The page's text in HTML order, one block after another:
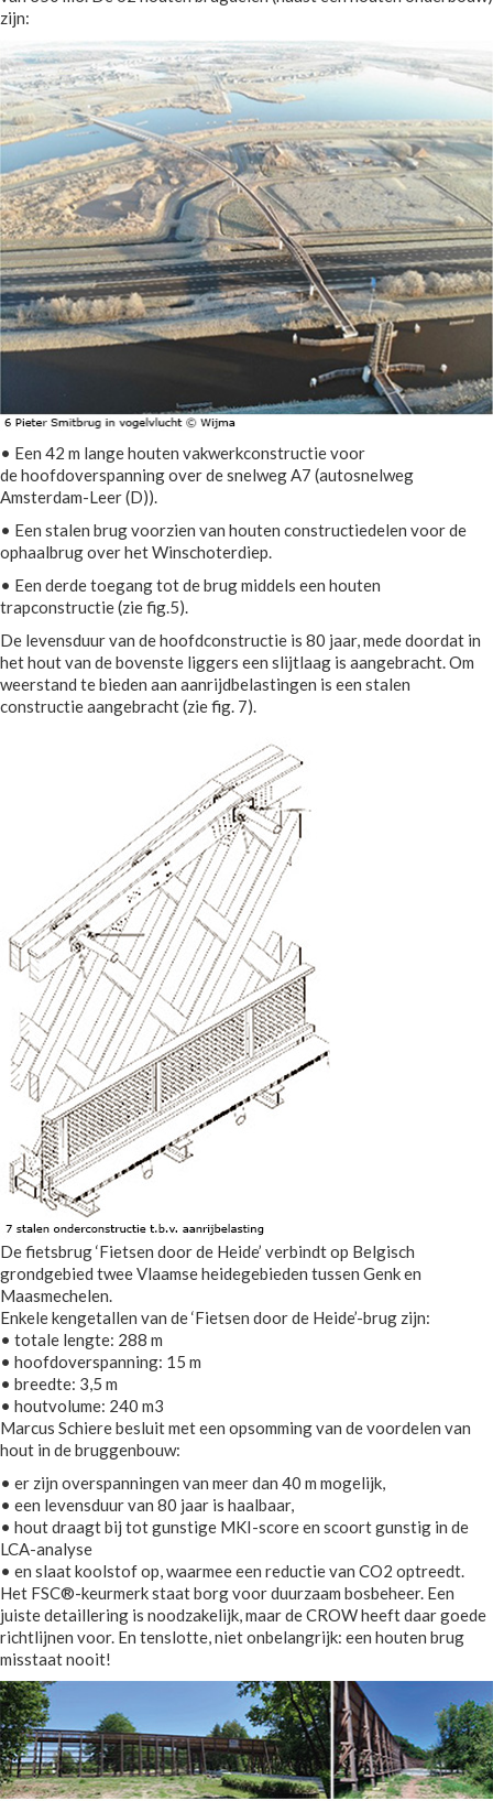
zijn:
• Een 42 m lange houten vakwerkconstructie voor
de hoofdoverspanning over de snelweg A7 (autosnelweg
Amsterdam-Leer (D)).
• Een stalen brug voorzien van houten constructiedelen voor de
ophaalbrug over het Winschoterdiep.
• Een derde toegang tot de brug middels een houten
trapconstructie (zie fig.5).
De levensduur van de hoofdconstructie is 80 jaar, mede doordat in
het hout van de bovenste liggers een slijtlaag is aangebracht. Om
weerstand te bieden aan aanrijdbelastingen is een stalen
constructie aangebracht (zie fig. 7).
De fietsbrug ‘Fietsen door de Heide’ verbindt op Belgisch
grondgebied twee Vlaamse heidegebieden tussen Genk en
Maasmechelen.
Enkele kengetallen van de ‘Fietsen door de Heide’-brug zijn:
• totale lengte: 288 m
• hoofdoverspanning: 15 m
• breedte: 3,5 m
• houtvolume: 240 m3
Marcus Schiere besluit met een opsomming van de voordelen van
hout in de bruggenbouw:
• er zijn overspanningen van meer dan 40 m mogelijk,
• een levensduur van 80 jaar is haalbaar,
• hout draagt bij tot gunstige MKI-score en scoort gunstig in de
LCA-analyse
• en slaat koolstof op, waarmee een reductie van CO2 optreedt.
Het FSC®-keurmerk staat borg voor duurzaam bosbeheer. Een
juiste detaillering is noodzakelijk, maar de CROW heeft daar goede
richtlijnen voor. En tenslotte, niet onbelangrijk: een houten brug
misstaat nooit!